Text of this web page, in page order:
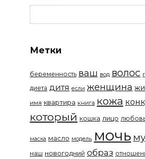
Метки
беременность ваш вод волос
диета дитя если женщина
имя квартира книга кожа
который кошка лицо
маска масло модель мочь
наш новогодний образ